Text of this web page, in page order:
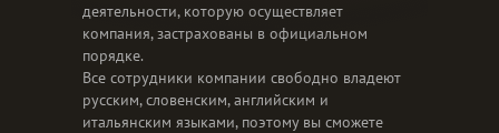
деятельности, которую осуществляет
компания, застрахованы в официальном
порядке.
Все сотрудники компании свободно владеют
русским, словенским, английским и
итальянским языками, поэтому вы сможете